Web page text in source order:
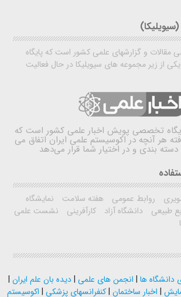
مقالات و گزارشهای علمی کشور است که پایگاه
از زیر مجموعه های سیویلیکا در حال فعالیت
تخصصی پویش اخبار علمی کشور است که
هر آنچه در اکوسیستم علمی ایران اتفاق می
دسته بندی و در اختیار شما قرار می‌دهد
روابط عمومی هفته سلامت
نمایشگاه
طبیعی دانشگاه آزاد کارآفرینی
نشست علمی
دانشگاه ها | انجمن های علمی |دیده بان علم ایران |
| اخبار ساختمان |کنفرانسهای پزشکی | اکوسیستم